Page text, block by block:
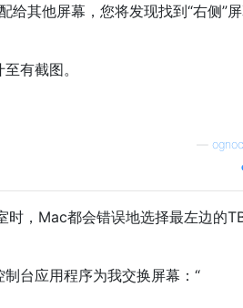
给其他屏幕，您将发现找到“右侧”
有截图。
，Mac都会错误地选择最左边的
台应用程序为我交换屏幕：“